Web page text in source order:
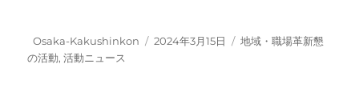
投
稿
Osaka-Kakushinkon
投
2024年3月15日
カ
地域・職場革新懇
の活動,活動ニュース